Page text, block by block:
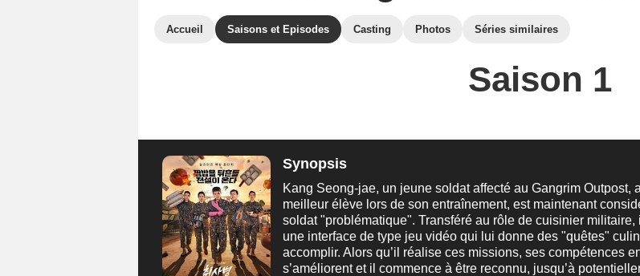
Accueil Saisons et Episodes Casting Photos Séries similaires
Saison 1
Synopsis
Kang Seong-jae, un jeune soldat affecté au Gangrim Outpost,
meilleur élève lors de son entraînement, est maintenant
soldat "problématique". Transféré au rôle de cuisinier militaire,
une interface de type jeu vidéo qui lui donne des "quêtes"
accomplir. Alors qu’il réalise ces missions, ses compétences
s’améliorent et il commence à être reconnu, jusqu’à